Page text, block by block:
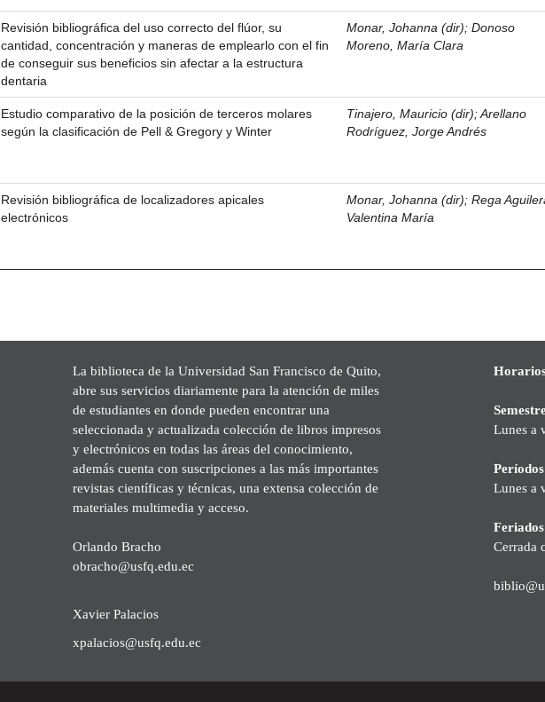
Revisión bibliográfica del uso correcto del flúor, su
cantidad, concentración y maneras de emplearlo con el fin
de conseguir sus beneficios sin afectar a la estructura
dentaria
Monar, Johanna (dir);Donoso
Moreno, María Clara
Estudio comparativo de la posición de terceros molares
según la clasificación de Pell & Gregory y Winter
Tinajero, Mauricio (dir);Arellano
Rodríguez, Jorge Andrés
Revisión bibliográfica de localizadores apicales
electrónicos
Monar, Johanna (dir);Rega
Valentina María
La biblioteca de la Universidad San Francisco de Quito,
abre sus servicios diariamente para la atención de miles
de estudiantes en donde pueden encontrar una
seleccionada y actualizada colección de libros impresos
y electrónicos en todas las áreas del conocimiento,
además cuenta con suscripciones a las más importantes
revistas científicas y técnicas, una extensa colección de
materiales multimedia y acceso.
Orlando Bracho
obracho@usfq.edu.ec
Xavier Palacios
xpalacios@usfq.edu.ec
Lunes a
Lunes a
Cerrada